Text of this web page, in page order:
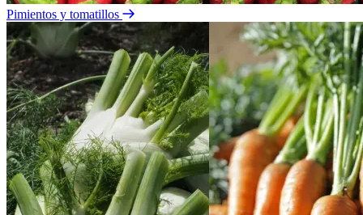
Pimientos y tomatillos